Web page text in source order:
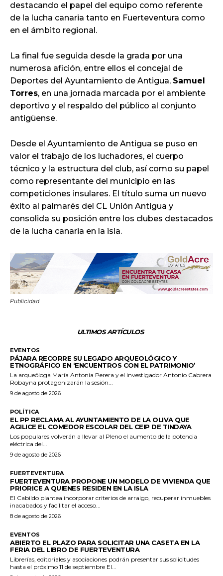
destacando el papel del equipo como referente
de la lucha canaria tanto en Fuerteventura como
en el ámbito regional.
La final fue seguida desde la grada por una
numerosa afición, entre ellos el concejal de
Deportes del Ayuntamiento de Antigua, Samuel
Torres, en una jornada marcada por el ambiente
deportivo y el respaldo del público al conjunto
antigüense.
Desde el Ayuntamiento de Antigua se puso en
valor el trabajo de los luchadores, el cuerpo
técnico y la estructura del club, así como su papel
como representante del municipio en las
competiciones insulares. El título suma un nuevo
éxito al palmarés del CL Unión Antigua y
consolida su posición entre los clubes destacados
de la lucha canaria en la isla.
Publicidad
ULTIMOS ARTÍCULOS
EVENTOS
PÁJARA RECORRE SU LEGADO ARQUEOLÓGICO Y
ETNOGRÁFICO EN ‘ENCUENTROS CON EL PATRIMONIO’
La arqueóloga María Antonia Perera y el investigador Antonio Cabrera
Robayna protagonizarán la sesión...
9 de agosto de 2026
POLÍTICA
EL PP RECLAMA AL AYUNTAMIENTO DE LA OLIVA QUE
AGILICE EL COMEDOR ESCOLAR DEL CEIP DE TINDAYA
Los populares volverán a llevar al Pleno el aumento de la potencia
eléctrica del...
9 de agosto de 2026
FUERTEVENTURA
FUERTEVENTURA PROPONE UN MODELO DE VIVIENDA QUE
PRIORICE A QUIENES RESIDEN EN LA ISLA
El Cabildo plantea incorporar criterios de arraigo, recuperar inmuebles
inacabados y facilitar el acceso...
8 de agosto de 2026
EVENTOS
ABIERTO EL PLAZO PARA SOLICITAR UNA CASETA EN LA
FERIA DEL LIBRO DE FUERTEVENTURA
Librerías, editoriales y asociaciones podrán presentar sus solicitudes
hasta el próximo 11 de septiembre El...